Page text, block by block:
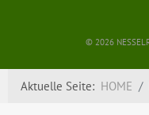
© 2026
Aktuelle Seite: HOME